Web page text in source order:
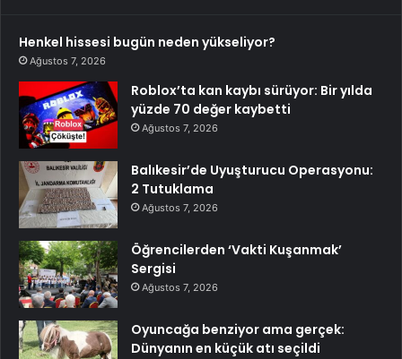
Henkel hissesi bugün neden yükseliyor?
Ağustos 7, 2026
Roblox’ta kan kaybı sürüyor: Bir yılda
yüzde 70 değer kaybetti
Ağustos 7, 2026
Balıkesir’de Uyuşturucu Operasyonu:
2 Tutuklama
Ağustos 7, 2026
Öğrencilerden ‘Vakti Kuşanmak’
Sergisi
Ağustos 7, 2026
Oyuncağa benziyor ama gerçek:
Dünyanın en küçük atı seçildi